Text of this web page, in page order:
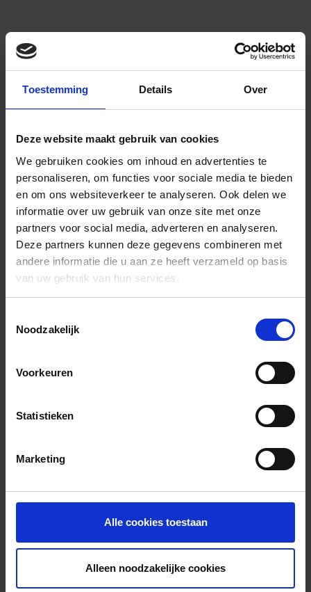
Toestemming Details Over
Deze website maakt gebruik van cookies
We gebruiken cookies om inhoud en advertenties te
personaliseren, om functies voor sociale media te bieden
en om ons websiteverkeer te analyseren. Ook delen we
informatie over uw gebruik van onze site met onze
partners voor social media, adverteren en analyseren.
Deze partners kunnen deze gegevens combineren met
andere informatie die u aan ze heeft verzameld op basis
van uw gebruik van hun services.
Noodzakelijk
Voorkeuren
Statistieken
Marketing
Alle cookies toestaan
Alleen noodzakelijke cookies